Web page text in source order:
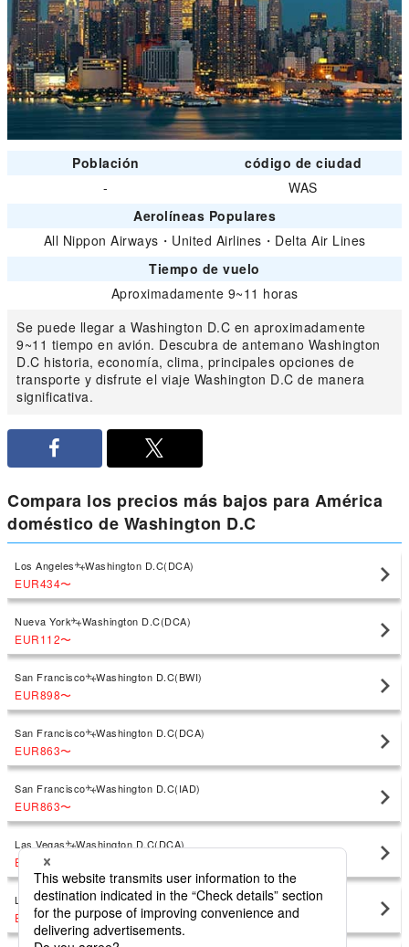
Población
código de ciudad
-
WAS
Aerolíneas Populares
All Nippon Airways ・ United Airlines ・ Delta Air Lines
Tiempo de vuelo
Aproximadamente 9~11 horas
Se puede llegar a Washington D.C en aproximadamente
9~11 tiempo en avión. Descubra de antemano Washington
D.C historia, economía, clima, principales opciones de
transporte y disfrute el viaje Washington D.C de manera
significativa.
Compara los precios más bajos para América
doméstico de Washington D.C
Los Angeles Washington D.C(DCA)
EUR434〜
Nueva York Washington D.C(DCA)
EUR112〜
San Francisco Washington D.C(BWI)
EUR898〜
San Francisco Washington D.C(DCA)
EUR863〜
San Francisco Washington D.C(IAD)
EUR863〜
Las Vegas Washington D.C(DCA)
EUR456
Las Vegas Washington D.C(IAD)
EUR481〜